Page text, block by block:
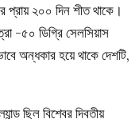
প্রায় ২০০ দিন শীত থাকে।
-৫০ ডিগ্রি সেলসিয়াস
অন্ধকার হয়ে থাকে দেশটি,
ছিল বিশ্বের দ্বিতীয়